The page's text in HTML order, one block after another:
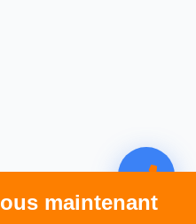
maintenant